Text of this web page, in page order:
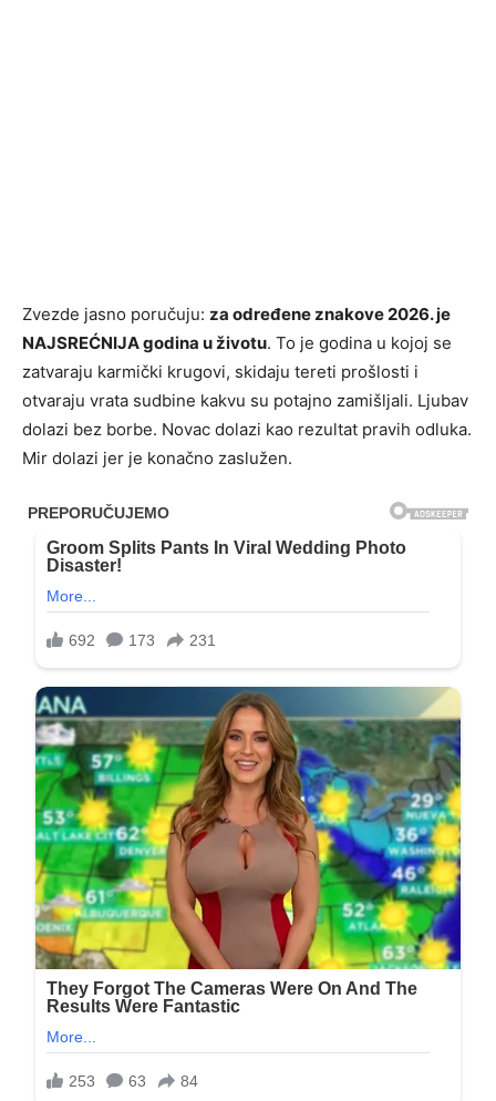
Zvezde jasno poručuju: za određene znakove 2026. je
NAJSREĆNIJA godina u životu. To je godina u kojoj se
zatvaraju karmički krugovi, skidaju tereti prošlosti i
otvaraju vrata sudbine kakvu su potajno zamišljali. Ljubav
dolazi bez borbe. Novac dolazi kao rezultat pravih odluka.
Mir dolazi jer je konačno zaslužen.